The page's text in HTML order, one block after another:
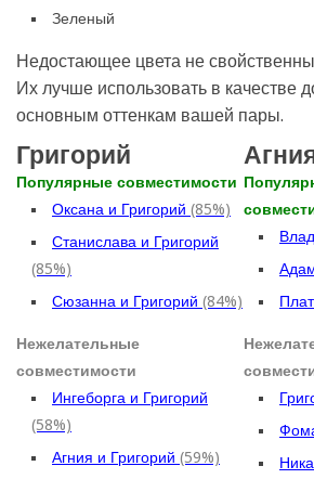
Зеленый
Недостающее цвета не
Их лучше использовать в качестве
основным оттенкам вашей пары.
Григорий
Популярные совместимости
Оксана и Григорий (85%)
Станислава и Григорий
(85%)
Сюзанна и Григорий (84%)
Нежелательные
совместимости
Ингеборга и Григорий
(58%)
Агния и Григорий (59%)